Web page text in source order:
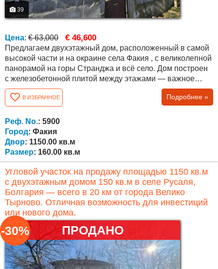
39
Цена: € 63,000 € 46,600
Предлагаем двухэтажный дом, расположенный в самой
высокой части и на окраине села Факия , с великолепной
панорамой на горы Странджа и всё село. Дом построен
с железобетонной плитой между этажами — важное
конструктивное преимущество для такого типа
недвижимости. Общая жилая площадь составляет около
160 кв.м, участок — ровный и ухоженный, площадью 1
150 кв.м. Планировка: Первый этаж — застеклённый
коридор с тёплой связью к...
В ИЗБРАННОЕ Подробнее »
Реф. No.: 5900
Город: Факия
Двор: 1150.00 кв.м
Размер: 160.00 кв.м
Угловой участок на продажу площадью 1150 кв.м
с двухэтажным домом 150 кв.м в селе Русаля,
Болгария — всего в 20 км от города Велико
Тырново. Отличная возможность для инвестиций
или нового дома.
ПРОДАНО
-30%